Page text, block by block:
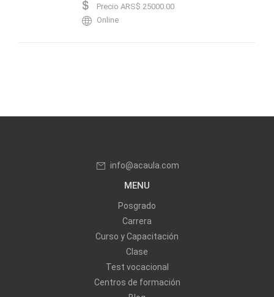
Precio ARS$ 25000.00
Online
info@acaula.com
MENU
Posgrado
Carrera
Curso y Capacitación
Clase
Test vocacional
Centros de formación